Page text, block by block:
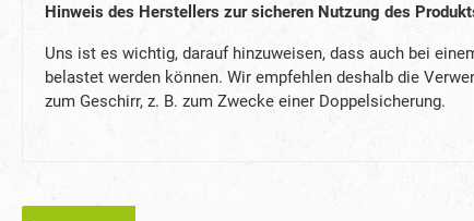
Hinweis des Herstellers zur sicheren Nutzung des
Uns ist es wichtig, darauf hinzuweisen, dass auch bei
belastet werden können. Wir empfehlen deshalb die
zum Geschirr, z. B. zum Zwecke einer Doppelsicherung.